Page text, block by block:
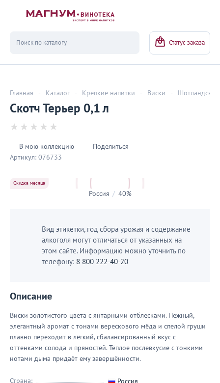
Статус заказа
Главная - Каталог - Крепкие напитки - Виски - Шотландский
Скотч Терьер 0,1 л
В мою коллекцию
Поделиться
Артикул: 076733
Скидка месяца
Россия / 40%
Вид этикетки, год сбора урожая и содержание
алкоголя могут отличаться от указанных на
этом сайте. Информацию можно уточнить по
телефону: 8 800 222-40-20
Описание
Виски золотистого цвета с янтарными отблесками. Нежный,
элегантный аромат с тонами верескового мёда и спелой груши
плавно переходит в лёгкий, сбалансированный вкус с
оттенками солода и пряностей. Тёплое послевкусие с тонкими
нотами дыма придаёт ему завершённости.
Страна:
Россия